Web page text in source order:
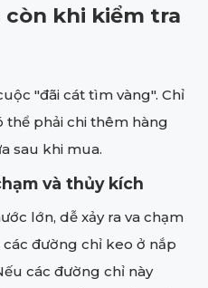
còn khi kiểm tra
"đãi cát tìm vàng". Chỉ
thể phải chi thêm hàng
sau khi mua.
và thủy kích
lớn, dễ xảy ra va chạm
đường chỉ keo ở nắp
các đường chỉ này